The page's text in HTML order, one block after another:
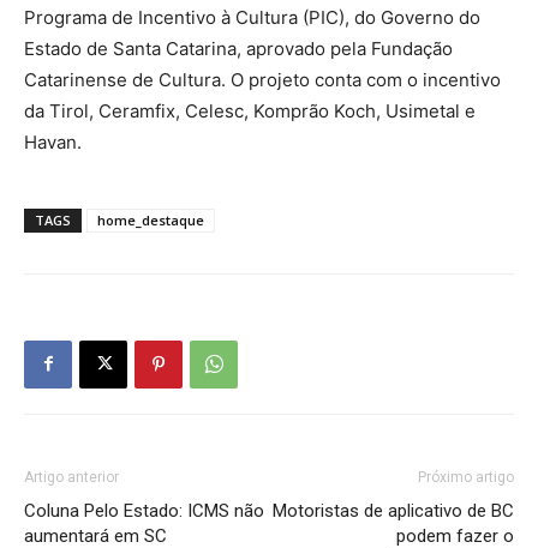
Programa de Incentivo à Cultura (PIC), do Governo do
Estado de Santa Catarina, aprovado pela Fundação
Catarinense de Cultura. O projeto conta com o incentivo
da Tirol, Ceramfix, Celesc, Komprão Koch, Usimetal e
Havan.
TAGS home_destaque
Artigo anterior
Coluna Pelo Estado: ICMS não
aumentará em SC
Próximo artigo
Motoristas de aplicativo de BC
podem fazer o